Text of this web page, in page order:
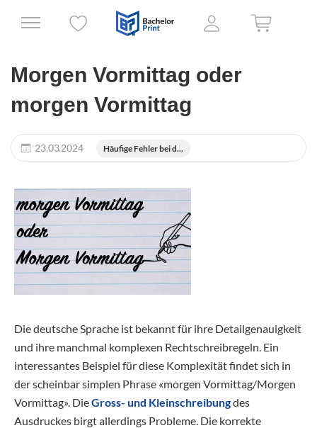
Morgen Vormittag oder
morgen Vormittag
23.03.2024 Häufige Fehler bei d...
Die deutsche Sprache ist bekannt für ihre Detailgenauigkeit
und ihre manchmal komplexen Rechtschreibregeln. Ein
interessantes Beispiel für diese Komplexität findet sich in
der scheinbar simplen Phrase «morgen Vormittag/Morgen
Vormittag». DieGross- und Kleinschreibungdes
Ausdruckes birgt allerdings Probleme. Die korrekte